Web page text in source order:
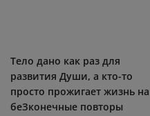
Тело дано как раз для
развития Души, а кто-то
просто прожигает жизнь на
беЗконечные повторы